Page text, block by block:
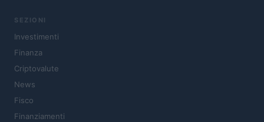
SEZIONI
Investimenti
Finanza
Criptovalute
News
Fisco
Finanziamenti